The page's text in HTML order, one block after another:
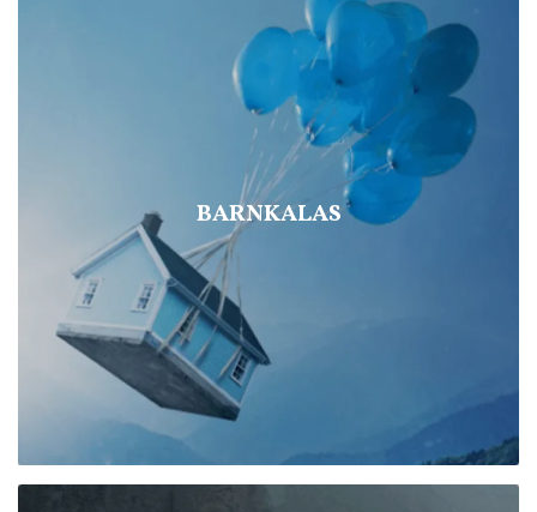
BARNKALAS